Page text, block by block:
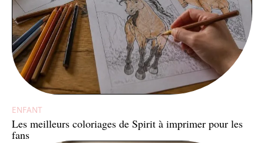
ENFANT
Les meilleurs coloriages de Spirit à imprimer pour les
fans